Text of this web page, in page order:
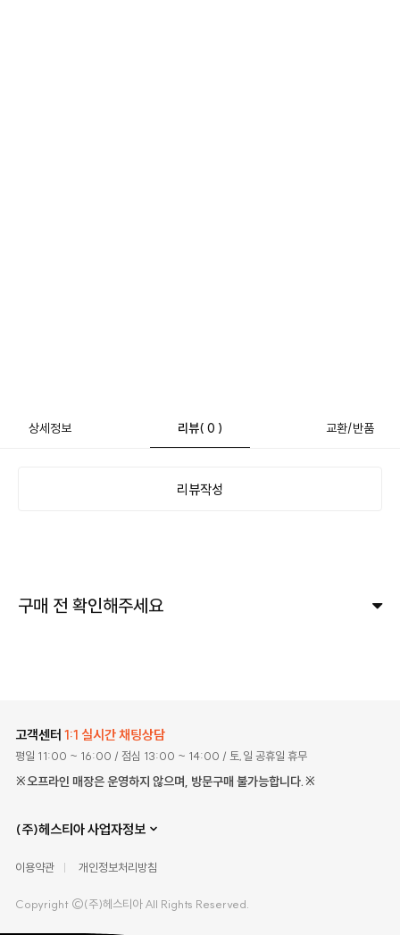
상세정보 리뷰( 0 ) 교환/반품
리뷰작성
구매 전 확인해주세요
고객센터 1:1 실시간 채팅상담
평일 11:00 ~ 16:00 / 점심 13:00 ~ 14:00 / 토,일 공휴일 휴무
※오프라인 매장은 운영하지 않으며, 방문구매 불가능합니다.※
(주)헤스티아 사업자정보
이용약관 개인정보처리방침
Copyright ©(주)헤스티아 All Rights Reserved.